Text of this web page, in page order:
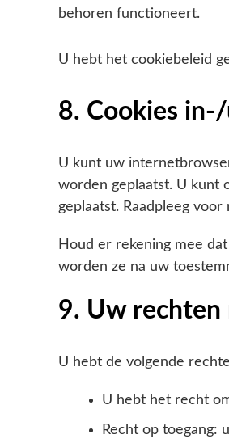
behoren functioneert.
U hebt het cookiebeleid
8. Cookies
U kunt uw
worden geplaatst. U kunt
geplaatst. Raadpleeg
Houd er rekening mee
worden ze na uw
9. Uw rechten
U hebt de volgende
U hebt het recht
Recht op toegang: